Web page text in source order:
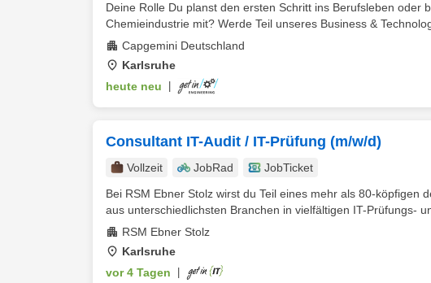
Deine Rolle Du planst den ersten Schritt ins Berufsleben
Chemieindustrie mit? Werde Teil unseres Business &
Capgemini Deutschland
Karlsruhe
heute neu
Consultant IT-Audit / IT-Prüfung (m/w/d)
Vollzeit JobRad
JobTicket
Bei RSM Ebner Stolz wirst du Teil eines mehr als 80-köpfigen
aus unterschiedlichsten Branchen in vielfältigen IT-Prüfungs-
RSM Ebner Stolz
Karlsruhe
vor 4 Tagen